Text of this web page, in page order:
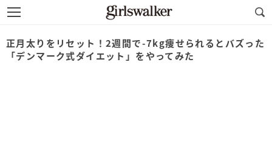
正月太りをリセット！2週間で-7kg痩せられるとバズった
「デンマーク式ダイエット」をやってみた